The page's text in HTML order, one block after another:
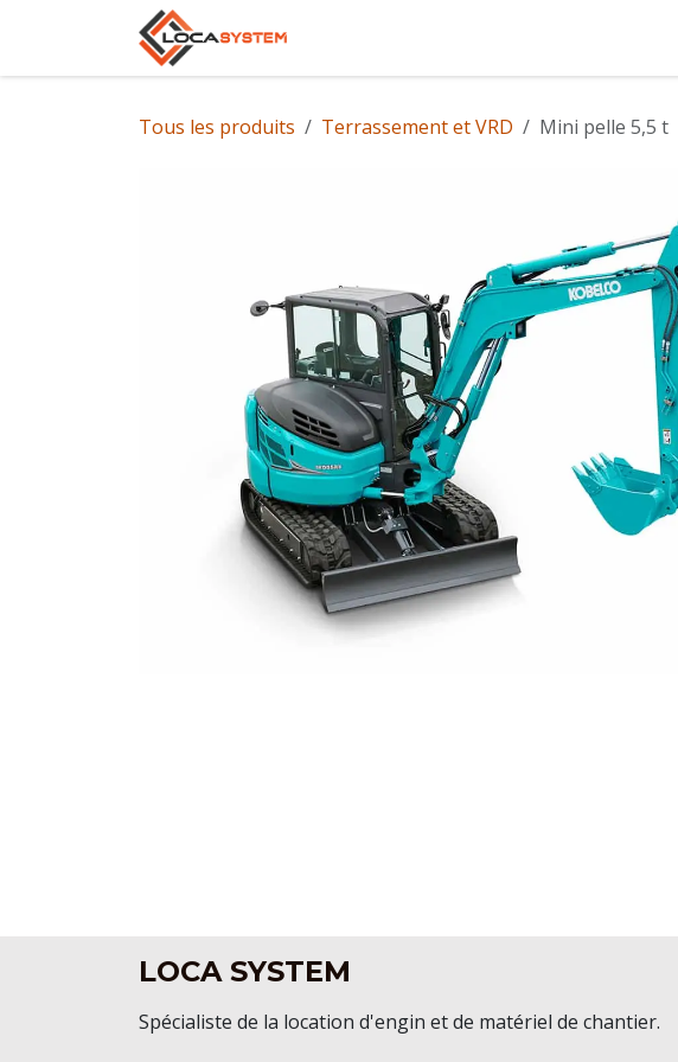
Se rendre au contenu
Tous les produits Terrassement et VRD Mini pelle 5,5 t
LOCA SYSTEM
Spécialiste de la location d'engin et de matériel de chantier.